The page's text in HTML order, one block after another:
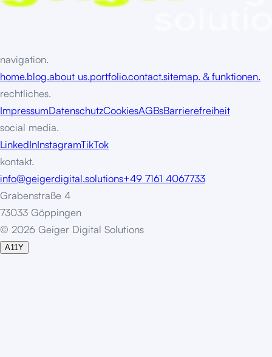
navigation.
home.blog.about us.portfolio.contact.sitemap. & funktionen.
rechtliches.
ImpressumDatenschutzCookiesAGBsBarrierefreiheit
social media.
LinkedInInstagramTikTok
kontakt.
info@geigerdigital.solutions+49 7161 4067733
Grabenstraße 4
73033 Göppingen
© 2026 Geiger Digital Solutions
A11Y